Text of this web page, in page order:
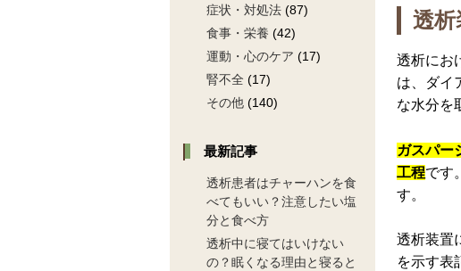
透
透析にお
は、ダイ
な水分を
ガスパー
工程です
す。
透析装置
を示す表
症状・対処法 (87)
食事・栄養 (42)
運動・心のケア (17)
腎不全 (17)
その他 (140)
最新記事
透析患者はチャーハンを食
べてもいい？注意したい塩
分と食べ方
透析中に寝てはいけない
の？眠くなる理由と寝ると